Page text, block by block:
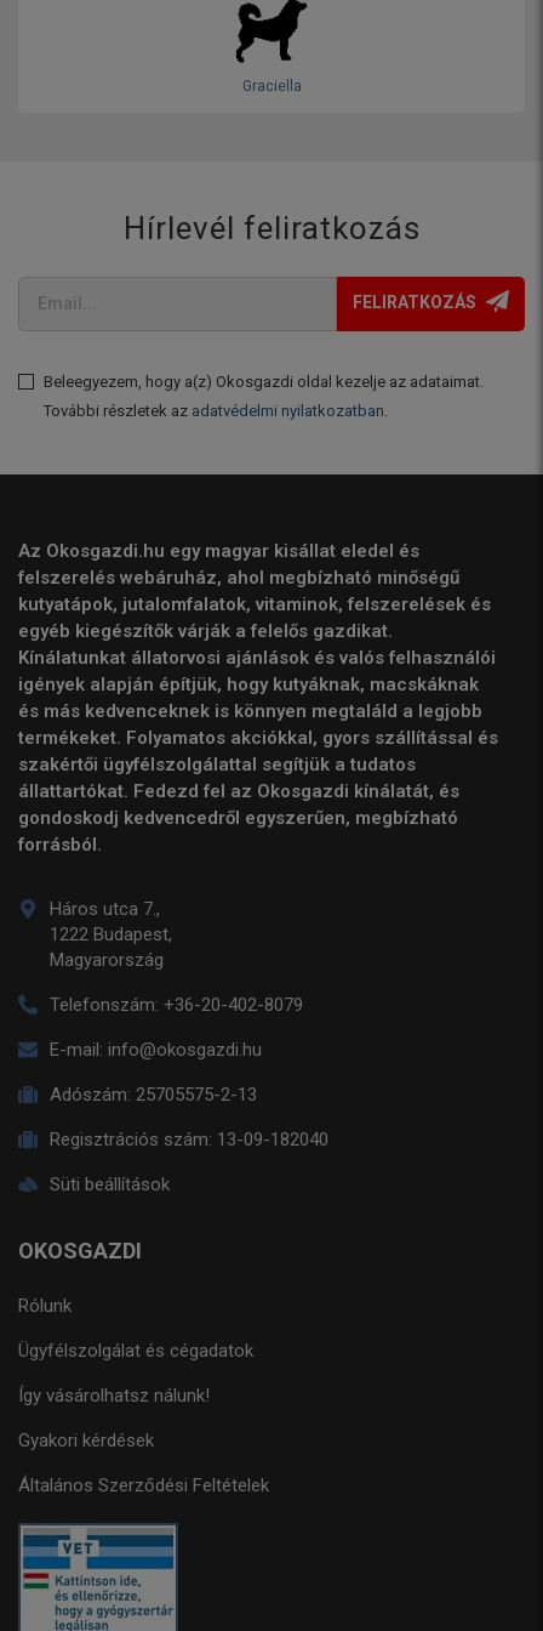
Graciella
Hírlevél feliratkozás
FELIRATKOZÁS
Beleegyezem, hogy a(z) Okosgazdi oldal kezelje az adataimat.
További részletek az adatvédelmi nyilatkozatban
Az Okosgazdi.hu egy magyar kisállat eledel és
felszerelés webáruház, ahol megbízható minőségű
kutyatápok, jutalomfalatok, vitaminok, felszerelések és
egyéb kiegészítők várják a felelős gazdikat.
Kínálatunkat állatorvosi ajánlások és valós felhasználói
igények alapján építjük, hogy kutyáknak, macskáknak
és más kedvenceknek is könnyen megtaláld a legjobb
termékeket. Folyamatos akciókkal, gyors szállítással és
szakértői ügyfélszolgálattal segítjük a tudatos
állattartókat. Fedezd fel az Okosgazdi kínálatát, és
gondoskodj kedvencedről egyszerűen, megbízható
forrásból.
Háros utca 7.,
1222 Budapest,
Magyarország
Telefonszám: +36-20-402-8079
E-mail: info@okosgazdi.hu
Adószám: 25705575-2-13
Regisztrációs szám: 13-09-182040
Süti beállítások
OKOSGAZDI
Rólunk
Ügyfélszolgálat és cégadatok
Így vásárolhatsz nálunk!
Gyakori kérdések
Általános Szerződési Feltételek